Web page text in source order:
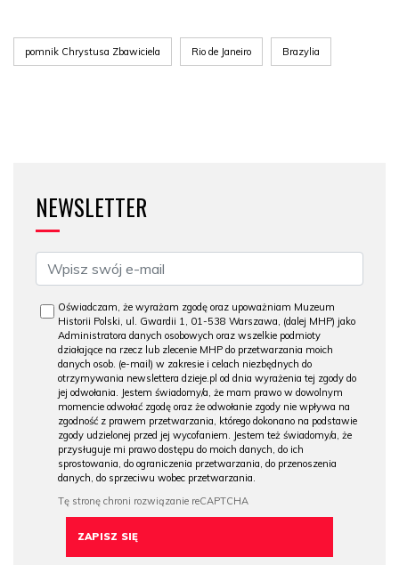
pomnik Chrystusa Zbawiciela Rio de Janeiro Brazylia
NEWSLETTER
Oświadczam, że wyrażam zgodę oraz upoważniam Muzeum
Historii Polski, ul. Gwardii 1, 01-538 Warszawa, (dalej MHP) jako
Administratora danych osobowych oraz wszelkie podmioty
działające na rzecz lub zlecenie MHP do przetwarzania moich
danych osob. (e-mail) w zakresie i celach niezbędnych do
otrzymywania newslettera dzieje.pl od dnia wyrażenia tej zgody do
jej odwołania. Jestem świadomy/a, że mam prawo w dowolnym
momencie odwołać zgodę oraz że odwołanie zgody nie wpływa na
zgodność z prawem przetwarzania, którego dokonano na podstawie
zgody udzielonej przed jej wycofaniem. Jestem też świadomy/a, że
przysługuje mi prawo dostępu do moich danych, do ich
sprostowania, do ograniczenia przetwarzania, do przenoszenia
danych, do sprzeciwu wobec przetwarzania.